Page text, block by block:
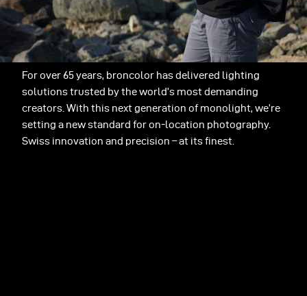
For over 65 years, broncolor has delivered lighting
solutions trusted by the world’s most demanding
creators. With this next generation of monolight, we’re
setting a new standard for on-location photography.
Swiss innovation and precision – at its finest.